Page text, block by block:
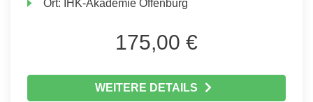
Ort: IHK-Akademie Offenburg
175,00 €
WEITERE DETAILS